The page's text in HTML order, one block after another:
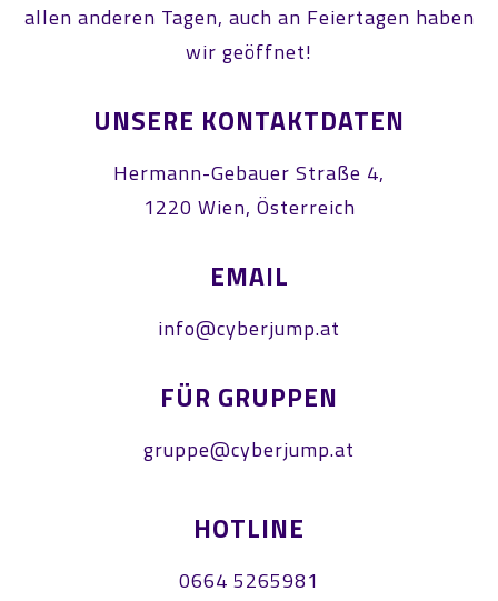
allen anderen Tagen, auch an Feiertagen haben
wir geöffnet!
UNSERE KONTAKTDATEN
Hermann-Gebauer Straße 4,
1220 Wien, Österreich
EMAIL
info@cyberjump.at
FÜR GRUPPEN
gruppe@cyberjump.at
HOTLINE
0664 5265981